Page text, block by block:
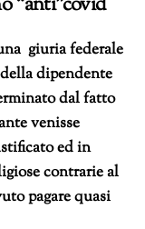
giuria federale
dipendente
dal fatto
venisse
ed in
contrarie al
pagare quasi